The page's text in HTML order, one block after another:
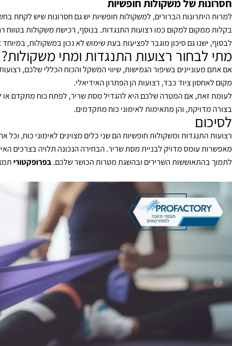
יתרון נוסף של המשקולות החופשיות הוא התאמתן לאימוני כוח
שמבטיח עמידות ארוכת טווח ושימוש ממושך ללא בלאי משמעותי.
של משקולות חופשיות
הברורים, למשקולות חופשיות יש גם חסרונות שיש לקחת בחשבון.
למקום כמו רצועות התנגדות. בנוסף, רכישת משקולות בטווח רחב
גם סיכון מוגבר לפציעות בעת שימוש לא נכון במשקולות, במיוחד
רצועות התנגדות ומתי משקולות?
בשיפור הגמישות, שיווי המשקל והכוח הכללי שלכם, רצועות
ציוד כבד, רצועות הן הפתרון האידיאלי.
אם המטרה שלכם היא להגדיל מסת שריר, לפתח כוח מתקדם או לבצע
והן מתאימות לאימוני כוח מתקדמים.
מדויק לבניית מסת שריר. הבחירה הנכונה תלויה בצרכים האישיים
השרירים ובהשגת מטרות הכושר שלכם.בפרופקטוריתמצאו